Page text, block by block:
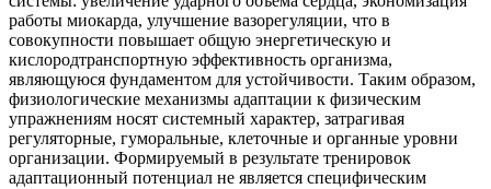
работы миокарда, улучшение вазорегуляции, что в
совокупности повышает общую энергетическую и
кислородтранспортную эффективность организма,
являющуюся фундаментом для устойчивости. Таким образом,
физиологические механизмы адаптации к физическим
упражнениям носят системный характер, затрагивая
регуляторные, гуморальные, клеточные и органные уровни
организации. Формируемый в результате тренировок
адаптационный потенциал не является специфическим